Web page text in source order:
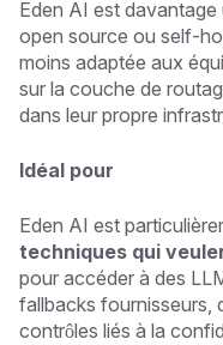
Eden AI est davantage
open source ou self-
moins adaptée aux
sur la couche de
dans leur propre
Idéal pour
Eden AI est
techniques qui
pour accéder à des
fallbacks fournisseurs,
contrôles liés à la